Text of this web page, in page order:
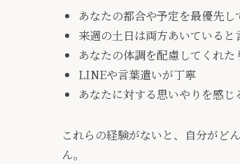
あなたの都合や予定を最優先
来週の土日は両方あいていると
あなたの体調を配慮してくれた
LINEや言葉遣いが丁寧
あなたに対する思いやりを感じ
これらの経験がないと、自分がど
ん。